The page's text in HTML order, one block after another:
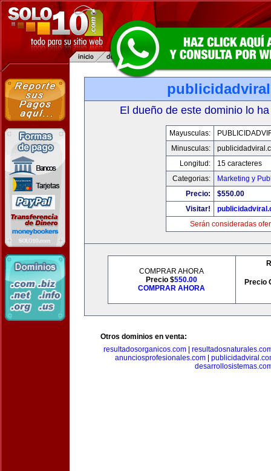
El dueño de este dominio lo
Mayusculas:
Minusculas:
Longitud:
15 caracteres
Categorias:
Marketing y
Precio:
$550.00
Visitar!
Serán consideradas
COMPRAR AHORA
Precio $550.00
COMPRAR AHORA
Precio
Otros dominios en venta:
resultadosorganicos.com
anunciosprofesionales.com|